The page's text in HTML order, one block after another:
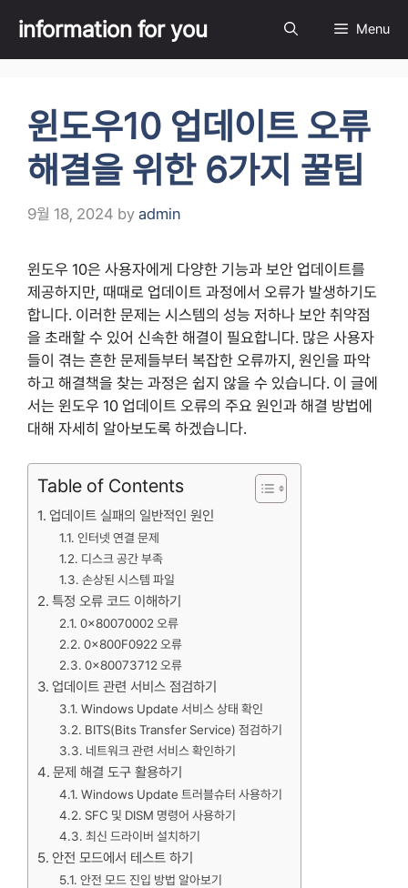
content
information for you Menu
윈도우10 업데이트 오류
해결을 위한 6가지 꿀팁
9월 18, 2024 by admin
윈도우 10은 사용자에게 다양한 기능과 보안 업데이트를
제공하지만, 때때로 업데이트 과정에서 오류가 발생하기도
합니다. 이러한 문제는 시스템의 성능 저하나 보안 취약점
을 초래할 수 있어 신속한 해결이 필요합니다. 많은 사용자
들이 겪는 흔한 문제들부터 복잡한 오류까지, 원인을 파악
하고 해결책을 찾는 과정은 쉽지 않을 수 있습니다. 이 글에
서는 윈도우 10 업데이트 오류의 주요 원인과 해결 방법에
대해 자세히 알아보도록 하겠습니다.
Table of Contents
업데이트 실패의 일반적인 원인
인터넷 연결 문제
디스크 공간 부족
손상된 시스템 파일
특정 오류 코드 이해하기
0x80070002 오류
0x800F0922 오류
0x80073712 오류
업데이트 관련 서비스 점검하기
Windows Update 서비스 상태 확인
BITS(Bits Transfer Service) 점검하기
네트워크 관련 서비스 확인하기
문제 해결 도구 활용하기
Windows Update 트러블슈터 사용하기
SFC 및 DISM 명령어 사용하기
최신 드라이버 설치하기
안전 모드에서 테스트 하기
안전 모드 진입 방법 알아보기